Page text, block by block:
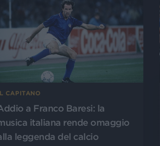
CAPITANO
a Franco Baresi: la
italiana rende omaggio
leggenda del calcio